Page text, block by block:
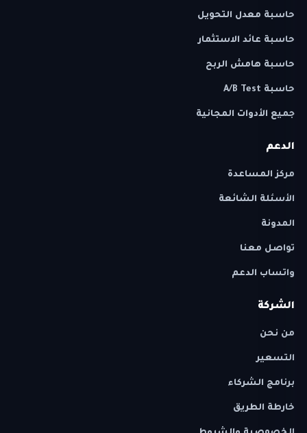
حاسبة معدل التحويل
حاسبة عائد الاستثمار
حاسبة هامش الربح
حاسبة A/B Test
جميع الأدوات المجانية
الدعم
مركز المساعدة
الأسئلة الشائعة
المدونة
تواصل معنا
واتساب الدعم
الشركة
من نحن
التسعير
برنامج الشركاء
خارطة الطريق